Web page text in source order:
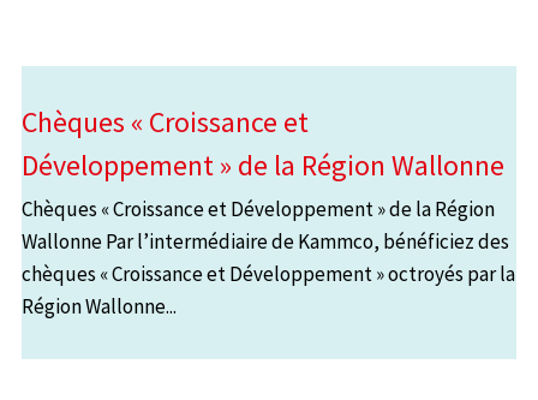
Chèques « Croissance et
Développement » de la Région Wallonne
Chèques « Croissance et Développement » de la Région
Wallonne Par l’intermédiaire de Kammco, bénéficiez des
chèques « Croissance et Développement » octroyés par la
Région Wallonne...